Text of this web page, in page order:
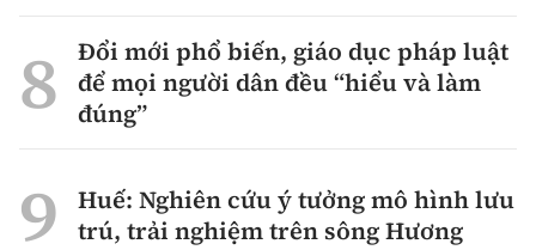
Đổi mới phổ biến, giáo dục pháp luật
để mọi người dân đều “hiểu và làm
đúng”
Huế: Nghiên cứu ý tưởng mô hình lưu
trú, trải nghiệm trên sông Hương